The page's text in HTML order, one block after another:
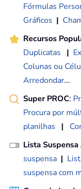
Fórmulas
Gráficos |
Recursos
Duplicatas
|
Colunas ou
Arredondar...
Super PROC:
Procura por
planilhas
|
Lista
suspensa |
suspensa com